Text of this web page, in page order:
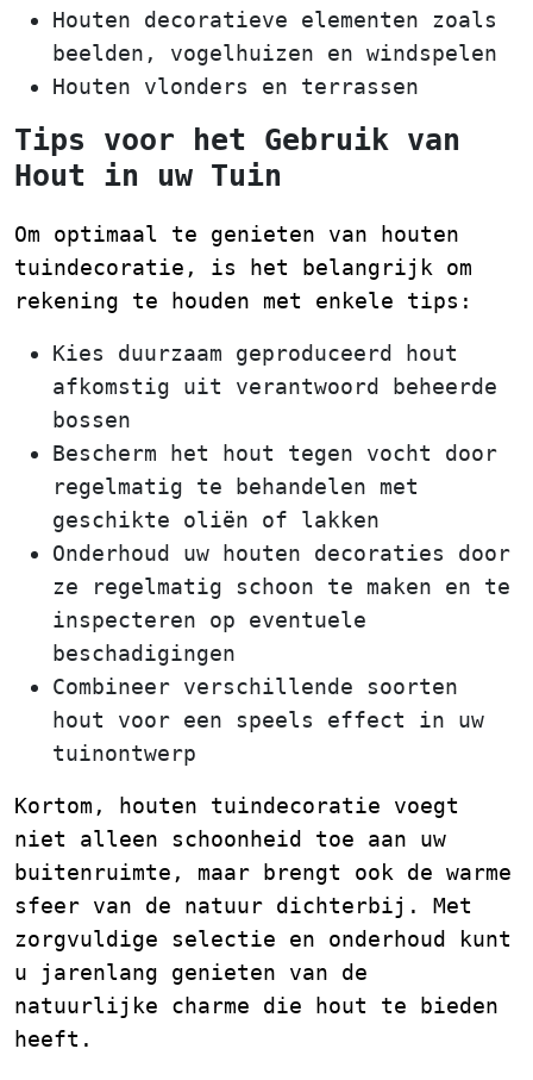
Houten decoratieve elementen zoals
beelden, vogelhuizen en windspelen
Houten vlonders en terrassen
Tips voor het Gebruik van
Hout in uw Tuin
Om optimaal te genieten van houten
tuindecoratie, is het belangrijk om
rekening te houden met enkele tips:
Kies duurzaam geproduceerd hout
afkomstig uit verantwoord beheerde
bossen
Bescherm het hout tegen vocht door
regelmatig te behandelen met
geschikte oliën of lakken
Onderhoud uw houten decoraties door
ze regelmatig schoon te maken en te
inspecteren op eventuele
beschadigingen
Combineer verschillende soorten
hout voor een speels effect in uw
tuinontwerp
Kortom, houten tuindecoratie voegt
niet alleen schoonheid toe aan uw
buitenruimte, maar brengt ook de warme
sfeer van de natuur dichterbij. Met
zorgvuldige selectie en onderhoud kunt
u jarenlang genieten van de
natuurlijke charme die hout te bieden
heeft.